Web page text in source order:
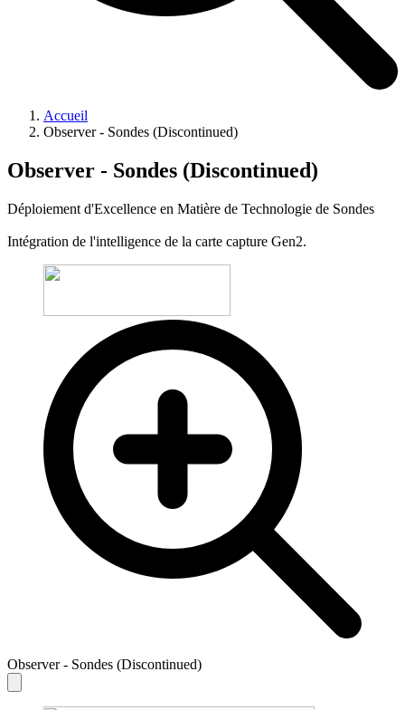
Accueil
Observer - Sondes (Discontinued)
Observer - Sondes (Discontinued)
Déploiement d'Excellence en Matière de Technologie de Sondes
Intégration de l'intelligence de la carte capture Gen2.
Observer - Sondes (Discontinued)